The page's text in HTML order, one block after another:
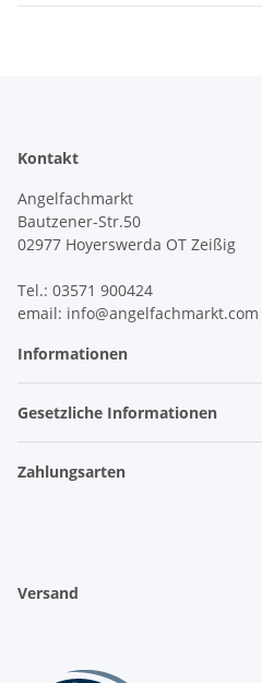
Kontakt
Angelfachmarkt
Bautzener-Str.50
02977 Hoyerswerda OT Zeißig
Tel.: 03571 900424
email: info@angelfachmarkt.com
Informationen
Gesetzliche Informationen
Zahlungsarten
Versand